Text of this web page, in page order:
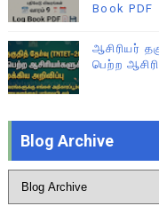
Book PDF
ஆசிரியர்
பெற்ற
Blog Archive